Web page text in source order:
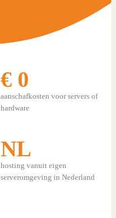
€ 0
aanschafkosten voor servers of
hardware
NL
hosting vanuit eigen
serveromgeving in Nederland